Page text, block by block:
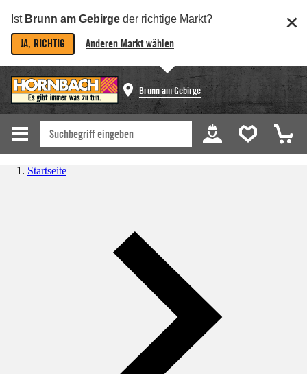
Ist Brunn am Gebirge der richtige Markt?
JA, RICHTIG Anderen Markt wählen
Brunn am Gebirge
Startseite